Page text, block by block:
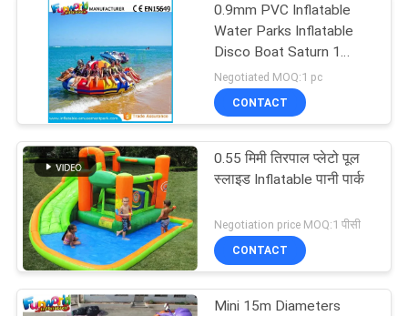
गुणवत्ता
नियंत्रण
COMPANY
NEWS
साइटमैप
PRIVACY
POLICY
0.9mm PVC Inflatable
Water Parks Inflatable
Disco Boat Saturn 1
Years Warranty
Negotiated MOQ:1 pc
CONTACT
0.55 मिमी तिरपाल प्लेटो पूल
स्लाइड Inflatable पानी पार्क
Negotiation price MOQ:1 पीसी
CONTACT
Mini 15m Diameters